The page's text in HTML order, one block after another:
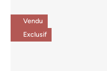
Vendu
Exclusif